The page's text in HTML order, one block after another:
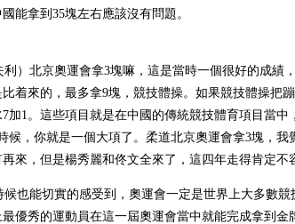
能拿到35塊左右應該沒有問題。
）北京奧運會拿3塊嘛，這是當時一個很好的成績
着來的，最多拿9塊，競技體操。如果競技體操把
加1。這些項目就是在中國的傳統競技體育項目當
候，你就是一個大項了。柔道北京奧運會拿3塊，我
來，但是楊秀麗和佟文全來了，這四年走得肯定不
也能切實的感受到，奧運會一定是世界上大多數競
優秀的運動員在這一屆奧運會當中就能完成拿到金